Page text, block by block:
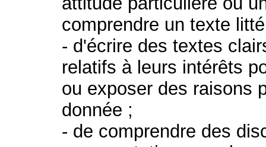
comprendre un texte
- d'écrire des textes
relatifs à leurs intérêts
ou exposer des raisons
donnée ;
- de comprendre des